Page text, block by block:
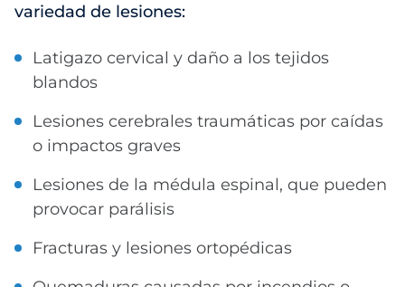
variedad de lesiones:
Latigazo cervical y daño a los tejidos
blandos
Lesiones cerebrales traumáticas por caídas
o impactos graves
Lesiones de la médula espinal, que pueden
provocar parálisis
Fracturas y lesiones ortopédicas